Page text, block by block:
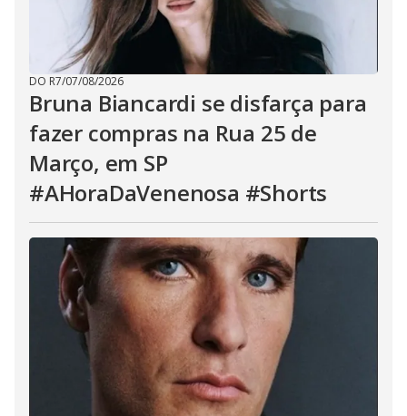
DO R7/07/08/2026
Bruna Biancardi se disfarça para
fazer compras na Rua 25 de
Março, em SP
#AHoraDaVenenosa #Shorts